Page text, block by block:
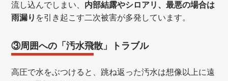
流し込んでしまい、 内部結露やシロアリ、最悪の場合は
雨漏り を引き起こす二次被害が多発しています。
③周囲への「汚水飛散」トラブル
高圧で水をぶつけると、跳ね返った汚水は想像以上に遠